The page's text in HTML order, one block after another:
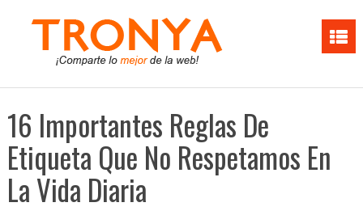
16 Importantes Reglas De
Etiqueta Que No Respetamos En
La Vida Diaria